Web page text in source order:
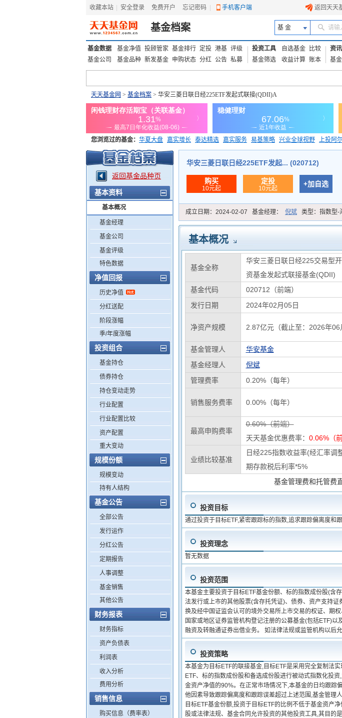
收藏本站 安全登录 免费开户 忘记密码 手机客户端 返回天天
基金档案 基 金 请输
基金数据 基金净值 投顾管家 基金排行 定投 港基 评级
基金公司
基金品种 新发基金 申购状态 分红 公告 私募
投资工具 自选基金
比较
基金筛选
收益计算 账本
资
基
天天基金网 > 基金档案 > 华安三菱日联日经225ETF发起式联接(QDII)A
您浏览过的基金： 华夏大盘 嘉实增长 泰达精选 嘉实服务 易基策略 兴业全球视野 上投阿
添富优势 华安宏利 上证180价值ETF
返回基金品种页
基本资料
基本概况
基金经理
基金公司
基金评级
特色数据
净值回报
历史净值
分红送配
阶段涨幅
季/年度涨幅
投资组合
基金持仓
债券持仓
持仓变动走势
行业配置
行业配置比较
资产配置
重大变动
规模份额
规模变动
持有人结构
基金公告
全部公告
发行运作
分红公告
定期报告
人事调整
基金销售
其他公告
财务报表
财务指标
资产负债表
利润表
收入分析
费用分析
销售信息
购买信息（费率表）
华安三菱日联日经225ETF发起... (020712)
购买
10元起
定投
10元起
+加自选
成立日期： 2024-02-07 基金经理： 倪斌 类型： 指数型-
基本概况
基金全称
华安三菱日联日经225交易型
资基金发起式联接基金(QDII)
基金代码
020712（前端）
发行日期
2024年02月05日
净资产规模 2.87亿元（截止至：2026年06
基金管理人
华安基金
基金经理人
倪斌
管理费率
0.20%（每年）
销售服务费率 0.00%（每年）
最高申购费率
0.60%（前端）
天天基金优惠费率： 0.06%（前
业绩比较基准
日经225指数收益率(经汇率调
期存款税后利率*5%
基金管理费和托管费
投资目标
通过投资于目标ETF,紧密跟踪标的指数,追求跟踪偏离度和跟
投资理念
暂无数据
投资范围
本基金主要投资于目标ETF基金份额、标的指数成份股(含
法发行或上市的其他股票(含存托凭证)、债券、资产支持
换及经中国证监会认可的境外交易所上市交易的权证、期
国家或地区证券监管机构登记注册的公募基金(包括ETF)
融资及转融通证券出借业务。 如法律法规或监管机构以后
投资策略
本基金为目标ETF的联接基金,目标ETF是采用完全复制法
ETF、标的指数成份股和备选成份股进行被动式指数化投
金资产净值的90%。在正常市场情况下,本基金的日均跟踪
他因素导致跟踪偏离度和跟踪误差超过上述范围,基金管理
目标ETF基金份额,投资于目标ETF的比例不低于基金资产
股或法律法规、基金合同允许投资的其他投资工具,其目的